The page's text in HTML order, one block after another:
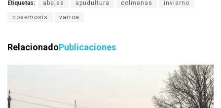
Etiquetas: abejas apudultura colmenas invierno
nosemosis varroa
RelacionadoPublicaciones